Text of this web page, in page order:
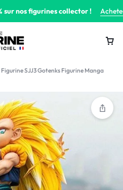
sur nos figurines collector !
Figurine SJJ3 Gotenks Figurine Manga